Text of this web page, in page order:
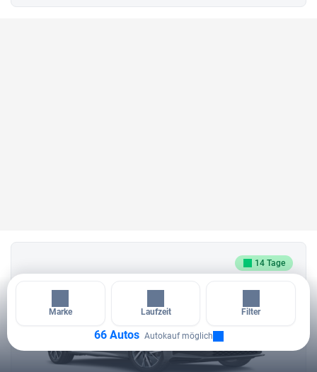
Marke Laufzeit Filter
66 Autos Autokauf möglich
14 Tage